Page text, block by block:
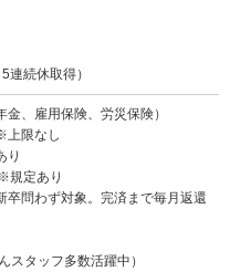
続休取得）
、雇用保険、労災保険）
限なし
り
定あり
問わず対象。完済まで毎月返還
タッフ多数活躍中）